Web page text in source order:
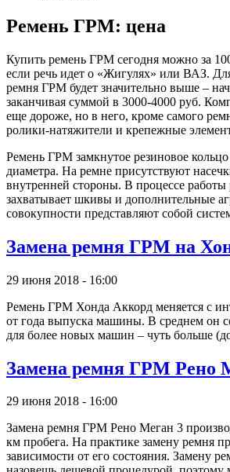
Ремень ГРМ: цена
Купить ремень ГРМ сегодня можно за
если речь идет о «Жигулях» или ВАЗ.
ремня ГРМ будет значительно выше –
заканчивая суммой в 3000-4000 руб.
еще дороже, но в него, кроме самого
ролики-натяжители и крепежные
Ремень ГРМ замкнутое резиновое
диаметра. На ремне присутствуют
внутренней стороны. В процессе
захватывает шкивы и дополнительные
совокупности представляют собой
Замена ремня ГРМ на
29 июня 2018 - 16:00
Ремень ГРМ Хонда Аккорд меняется с
от года выпуска машины. В среднем он
для более новых машин – чуть больше
Замена ремня ГРМ Рено
29 июня 2018 - 16:00
Замена ремня ГРМ Рено Меган 3
км пробега. На практике замену ремня
зависимости от его состояния. Замену